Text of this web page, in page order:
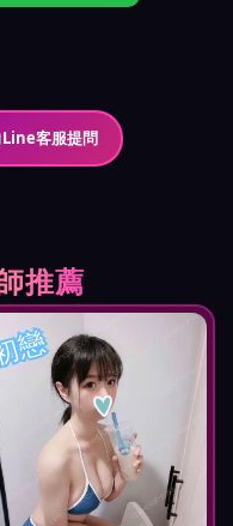
客服提問
推薦
戀